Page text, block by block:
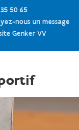
50 65
nous un message
Genker VV